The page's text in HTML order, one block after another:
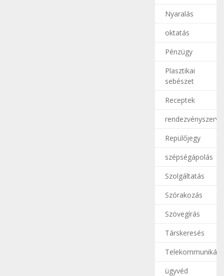
Nyaralás
oktatás
Pénzügy
Plasztikai
sebészet
Receptek
Repülőjegy
szépségápolás
Szolgáltatás
Szórakozás
Szövegírás
Társkeresés
ügyvéd